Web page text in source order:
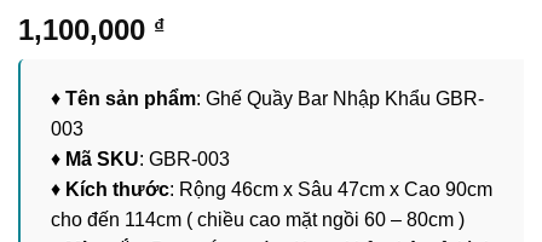
1,100,000 ₫
♦ Tên sản phẩm: Ghế Quầy Bar Nhập Khẩu GBR-
003
♦ Mã SKU: GBR-003
♦ Kích thước: Rộng 46cm x Sâu 47cm x Cao 90cm
cho đến 114cm ( chiều cao mặt ngồi 60 – 80cm )